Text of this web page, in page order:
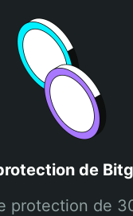
de
protection de